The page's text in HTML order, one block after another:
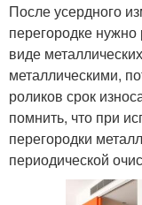
После усердного
перегородке
виде
металлическими,
роликов срок
помнить, что при
перегородки
периодической